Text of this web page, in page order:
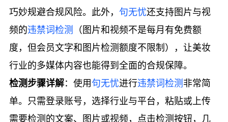
巧妙规避合规风险。此外， 句无忧还支持图片与视
频的违禁词检测
（图片和视频不是每月有免费额
度，但会员文字和图片检测额度不限制），让美妆
行业的多媒体内容也能得到全面的合规保障。
检测步骤详解：使用句无忧进行违禁词检测 非常简
单。只需登录账号，选择行业与平台，粘贴或上传
需要检测的文案、图片或视频，点击检测按钮，几